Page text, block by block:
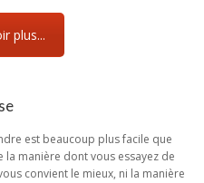
plus...
est beaucoup plus facile que
manière dont vous essayez de
convient le mieux, ni la manière